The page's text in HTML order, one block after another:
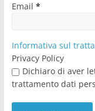
Email *
Informativa sul
Privacy Policy
Dichiaro di aver
trattamento dati